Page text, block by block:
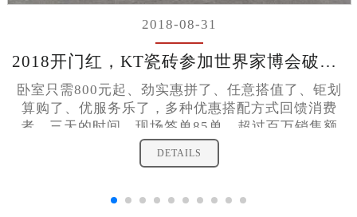
2018-08-31
2018开门红，KT瓷砖参加世界家博会破百万销售额！
卧室只需800元起、劲实惠拼了、任意搭值了、钜划
算购了、优服务乐了，多种优惠搭配方式回馈消费
者，三天的时间，现场签单85单，超过百万销售额
DETAILS